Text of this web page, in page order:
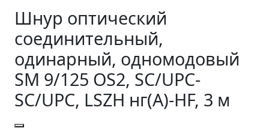
Шнур оптический
соединительный,
одинарный, одномодовый
SM 9/125 OS2, SC/UPC-
SC/UPC, LSZH нг(A)-HF, 3 м